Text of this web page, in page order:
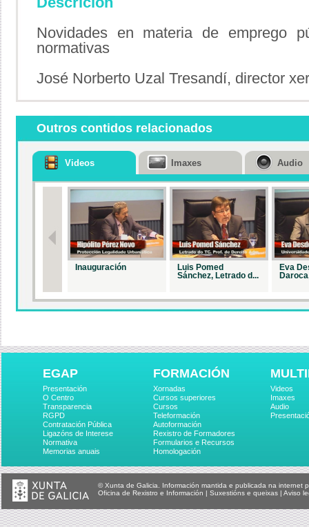
Novidades en materia de emprego
normativas
José Norberto Uzal Tresandí, director
Outros contidos relacionados
Videos
Inauguración
Luis Pomed
Sánchez, Letrado d...
Eva
Imaxes Audio
EGAP
Presentación
O Centro
Transparencia
RGPD
Contratación Pública
Ligazóns de Interese
Normativa
Memorias anuais
FORMACIÓN
Xornadas
Cursos superiores
Cursos
Teleformación
Autoformación
Rexistro de Formadores
Formularios e Recursos
Homologación
Videos
Imaxes
Audio
© Xunta de Galicia. Información mantida e publicada na internet
Oficina de Rexistro e Información | Suxestións e queixas | Aviso